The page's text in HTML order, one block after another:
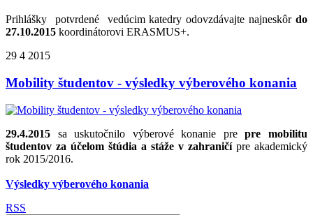
Prihlášky potvrdené vedúcim katedry odovzdávajte najneskôr do
27.10.2015 koordinátorovi ERASMUS+.
29 4 2015
Mobility študentov - výsledky výberového konania
29.4.2015 sa uskutočnilo výberové konanie prepre mobilitu
študentov za účelom štúdia a stáže v zahraničí pre akademický
rok 2015/2016.
Výsledky výberového konania
RSS